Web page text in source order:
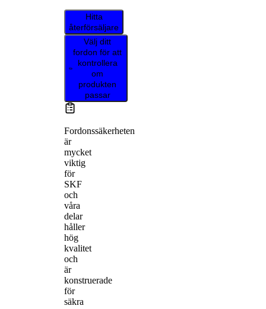
Hitta
återförsäljare
Välj ditt
fordon för att
kontrollera
om
produkten
passar
Fordonssäkerheten
är
mycket
viktig
för
SKF
och
våra
delar
håller
hög
kvalitet
och
är
konstruerade
för
säkra